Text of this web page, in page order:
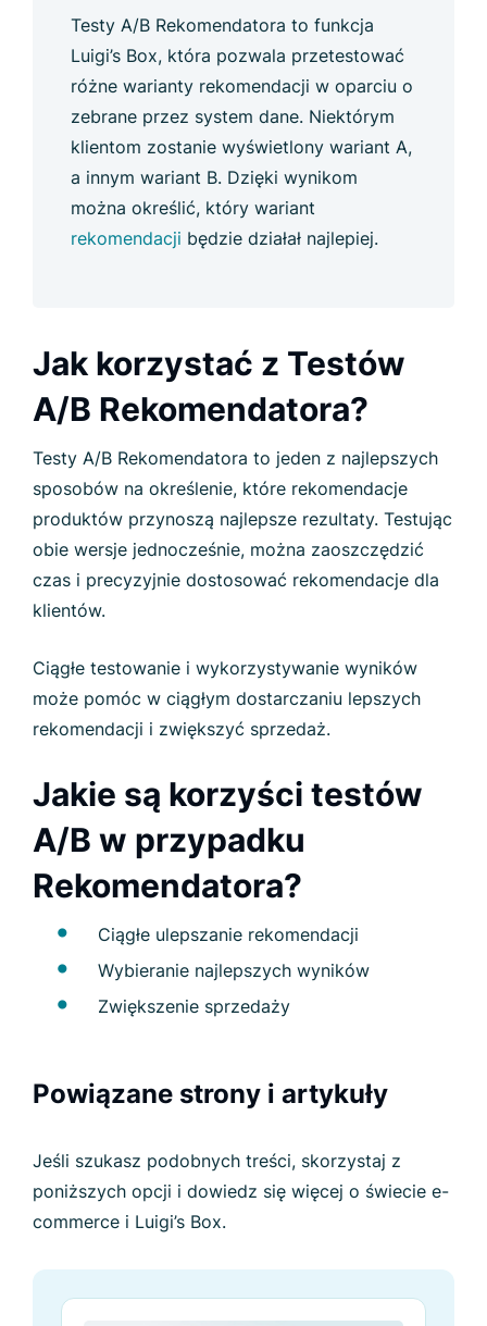
Testy A/B Rekomendatora to funkcja
Luigi’s Box, która pozwala przetestować
różne warianty rekomendacji w oparciu o
zebrane przez system dane. Niektórym
klientom zostanie wyświetlony wariant A,
a innym wariant B. Dzięki wynikom
można określić, który wariant
rekomendacji będzie działał najlepiej.
Jak korzystać z Testów
A/B Rekomendatora?
Testy A/B Rekomendatora to jeden z najlepszych
sposobów na określenie, które rekomendacje
produktów przynoszą najlepsze rezultaty. Testując
obie wersje jednocześnie, można zaoszczędzić
czas i precyzyjnie dostosować rekomendacje dla
klientów.
Ciągłe testowanie i wykorzystywanie wyników
może pomóc w ciągłym dostarczaniu lepszych
rekomendacji i zwiększyć sprzedaż.
Jakie są korzyści testów
A/B w przypadku
Rekomendatora?
Ciągłe ulepszanie rekomendacji
Wybieranie najlepszych wyników
Zwiększenie sprzedaży
Powiązane strony i artykuły
Jeśli szukasz podobnych treści, skorzystaj z
poniższych opcji i dowiedz się więcej o świecie e-
commerce i Luigi’s Box.